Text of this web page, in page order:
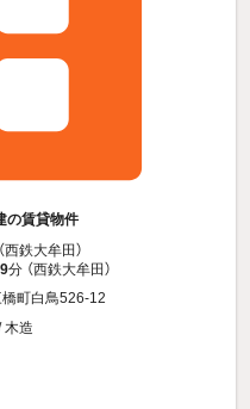
の賃貸物件
西鉄大牟田）
分 （西鉄大牟田）
町白鳥526-12
木造